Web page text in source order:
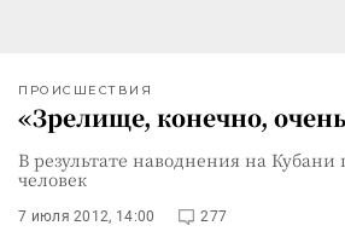
ПРОИСШЕСТВИЯ
«Зрелище, конечно,
В результате наводнения на Кубани
человек
7 июля 2012, 14:00 277